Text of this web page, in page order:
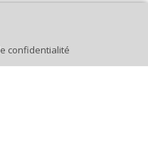
confidentialité